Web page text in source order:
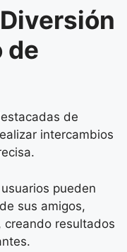
de
de
intercambios
pueden
sus amigos,
creando resultados